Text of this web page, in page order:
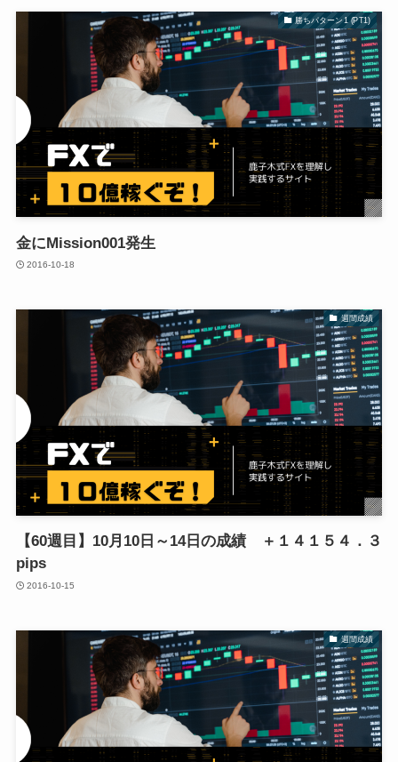
勝ちパターン1 (PT1)
金にMission001発生
2016-10-18
週間成績
【60週目】10月10日～14日の成績 ＋１４１５４．３
pips
2016-10-15
週間成績